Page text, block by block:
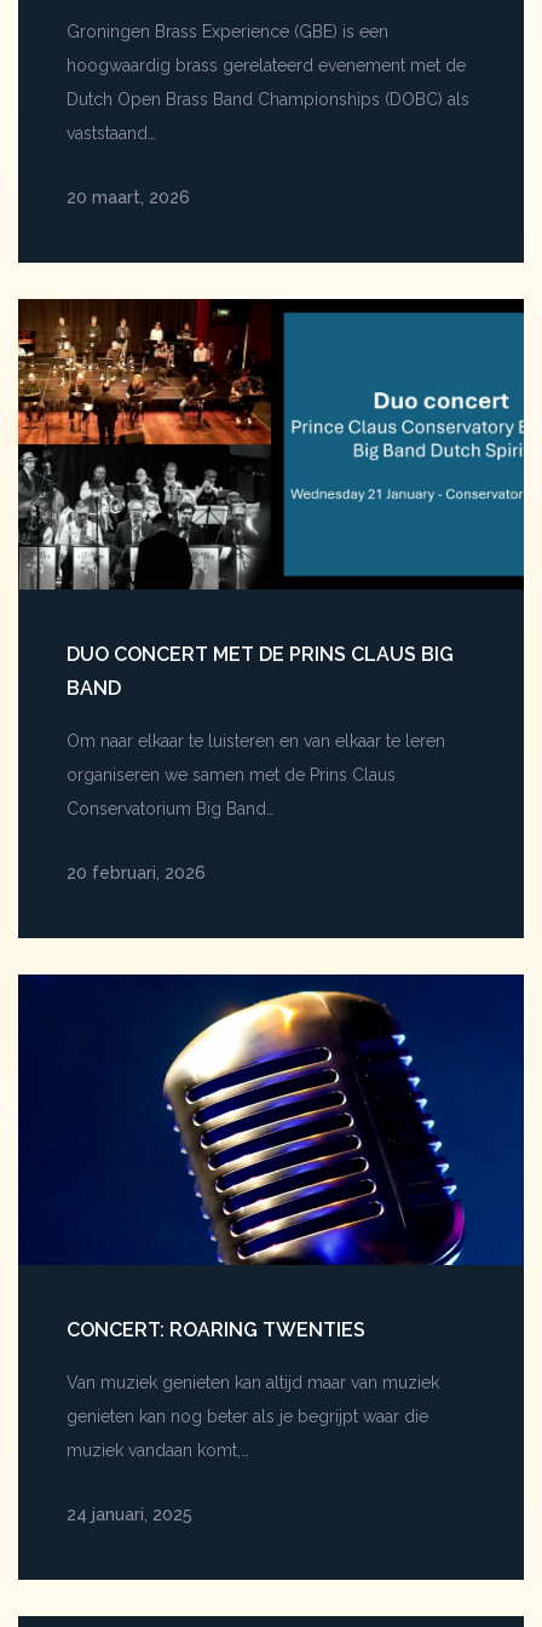
Groningen Brass Experience (GBE) is een
hoogwaardig brass gerelateerd evenement met de
Dutch Open Brass Band Championships (DOBC) als
vaststaand…
20 maart, 2026
DUO CONCERT MET DE PRINS CLAUS BIG
BAND
Om naar elkaar te luisteren en van elkaar te leren
organiseren we samen met de Prins Claus
Conservatorium Big Band…
20 februari, 2026
CONCERT: ROARING TWENTIES
Van muziek genieten kan altijd maar van muziek
genieten kan nog beter als je begrijpt waar die
muziek vandaan komt,…
24 januari, 2025